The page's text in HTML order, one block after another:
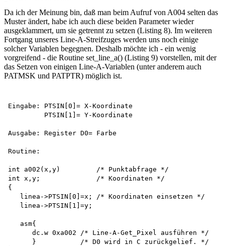
Da ich der Meinung bin, daß man beim Aufruf von A004 selten das
Muster ändert, habe ich auch diese beiden Parameter wieder
ausgeklammert, um sie getrennt zu setzen (Listing 8). Im weiteren
Fortgang unseres Line-A-Streifzuges werden uns noch einige
solcher Variablen begegnen. Deshalb möchte ich - ein wenig
vorgreifend - die Routine set_line_a() (Listing 9) vorstellen, mit der
das Setzen von einigen Line-A-Variablen (unter anderem auch
PATMSK und PATPTR) möglich ist.
Eingabe: PTSIN[0]= X-Koordinate
         PTSIN[1]= Y-Koordinate
Ausgabe: Register D0= Farbe
Routine:
int a002(x,y)         /* Punktabfrage */
int x,y;              /* Koordinaten */
{
   linea->PTSIN[0]=x; /* Koordinaten einsetzen */
   linea->PTSIN[1]=y;
   asm{
      dc.w 0xa002 /* Line-A-Get_Pixel ausführen */
      }           /* D0 wird in C zurückgelief. */